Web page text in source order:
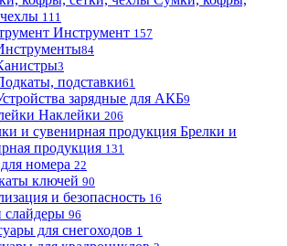
111
Инструмент 157
84
3
подставки61
зарядные для АКБ9
Наклейки 206
Брелки и
продукция 131
номера 22
ключей 90
и безопасность 16
слайдеры 96
для снегоходов 1